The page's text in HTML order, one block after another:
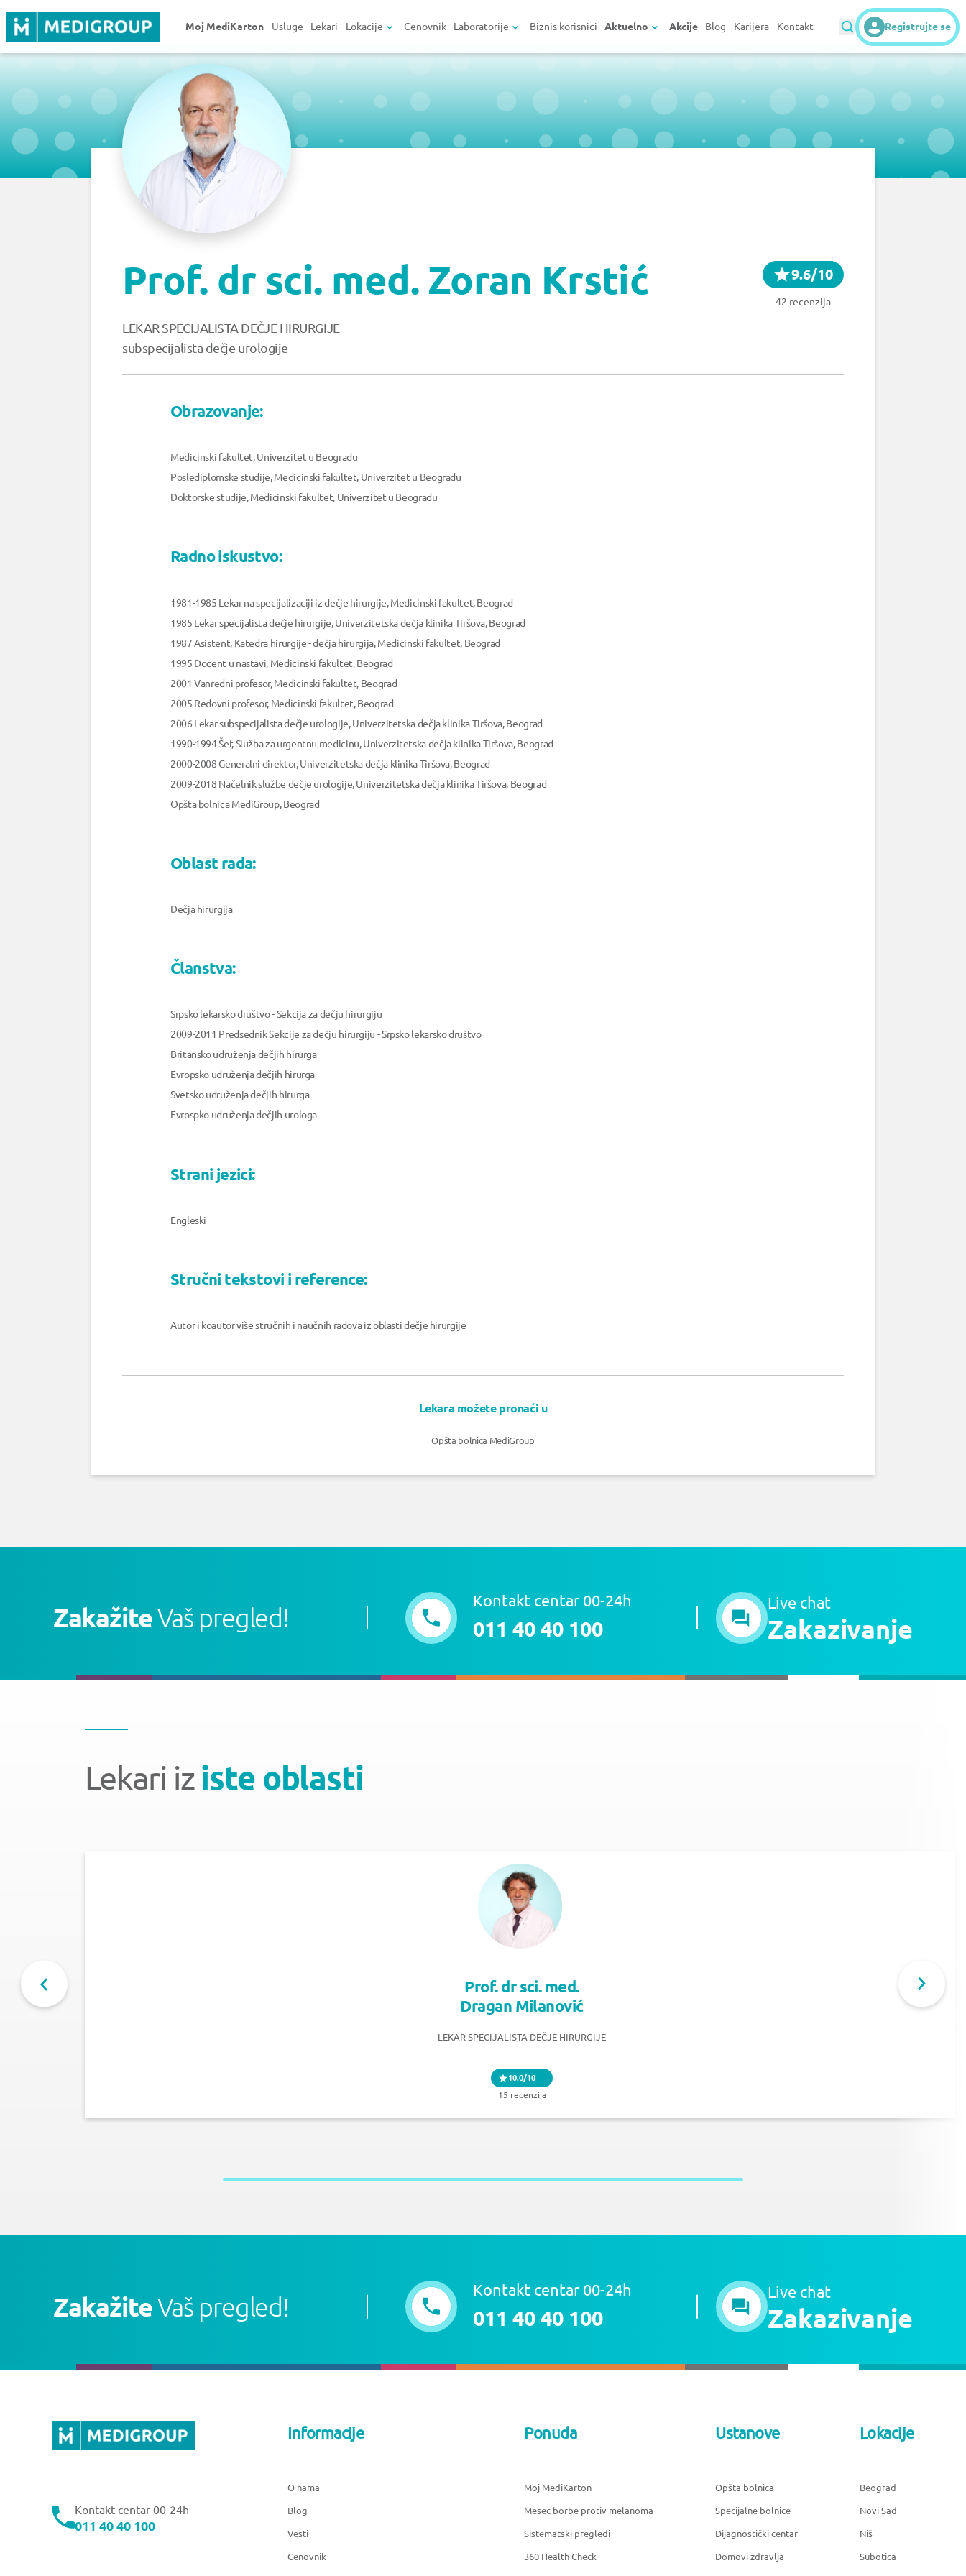
Moj MediKarton Usluge Lekari Lokacije Cenovnik Laboratorije Biznis korisnici Aktuelno Akcije Blog Karijera Kontakt Registrujte se
Prof. dr sci. med. Zoran Krstić
LEKAR SPECIJALISTA DEČJE HIRURGIJE
subspecijalista dečje urologije
9.6/10
42 recenzija
Obrazovanje:
Medicinski fakultet, Univerzitet u Beogradu
Poslediplomske studije, Medicinski fakultet, Univerzitet u Beogradu
Doktorske studije, Medicinski fakultet, Univerzitet u Beogradu
Radno iskustvo:
1981-1985 Lekar na specijalizaciji iz dečje hirurgije, Medicinski fakultet, Beograd
1985 Lekar specijalista dečje hirurgije, Univerzitetska dečja klinika Tiršova, Beograd
1987 Asistent, Katedra hirurgije - dečja hirurgija, Medicinski fakultet, Beograd
1995 Docent u nastavi, Medicinski fakultet, Beograd
2001 Vanredni profesor, Medicinski fakultet, Beograd
2005 Redovni profesor, Medicinski fakultet, Beograd
2006 Lekar subspecijalista dečje urologije, Univerzitetska dečja klinika Tiršova, Beograd
1990-1994 Šef, Služba za urgentnu medicinu, Univerzitetska dečja klinika Tiršova, Beograd
2000-2008 Generalni direktor, Univerzitetska dečja klinika Tiršova, Beograd
2009-2018 Načelnik službe dečje urologije, Univerzitetska dečja klinika Tiršova, Beograd
Opšta bolnica MediGroup, Beograd
Oblast rada:
Dečja hirurgija
Članstva:
Srpsko lekarsko društvo - Sekcija za dečju hirurgiju
2009-2011 Predsednik Sekcije za dečju hirurgiju - Srpsko lekarsko društvo
Britansko udruženja dečjih hirurga
Evropsko udruženja dečjih hirurga
Svetsko udruženja dečjih hirurga
Evrospko udruženja dečjih urologa
Strani jezici:
Engleski
Stručni tekstovi i reference:
Autor i koautor više stručnih i naučnih radova iz oblasti dečje hirurgije
Lekara možete pronaći u
Opšta bolnica MediGroup
ZakažiteVaš pregled!
Kontakt centar 00-24h
011 40 40 100
Live chat
Zakazivanje
Lekari iziste oblasti
Prof. dr sci. med.
Dragan Milanović
LEKAR SPECIJALISTA DEČJE HIRURGIJE
10.0/10
15 recenzija
ZakažiteVaš pregled!
Kontakt centar 00-24h
011 40 40 100
Live chat
Zakazivanje
Kontakt centar 00-24h
011 40 40 100
Informacije
O nama
Blog
Vesti
Cenovnik
Ponuda
Moj MediKarton
Mesec borbe protiv melanoma
Sistematski pregledi
360 Health Check
Ustanove
Opšta bolnica
Specijalne bolnice
Dijagnostički centar
Domovi zdravlja
Lokacije
Beograd
Novi Sad
Niš
Subotica